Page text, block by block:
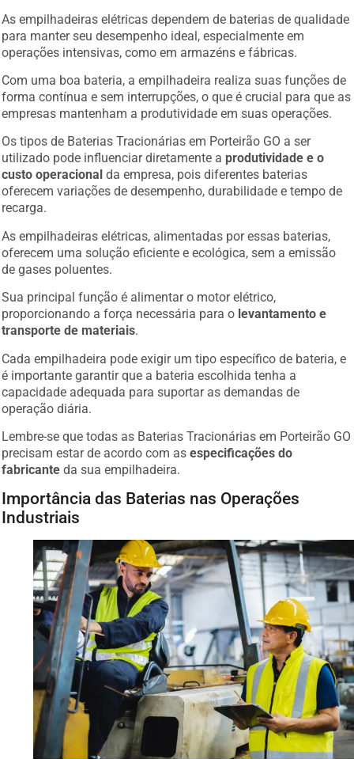
As empilhadeiras elétricas dependem de baterias de qualidade
para manter seu desempenho ideal, especialmente em
operações intensivas, como em armazéns e fábricas.
Com uma boa bateria, a empilhadeira realiza suas funções de
forma contínua e sem interrupções, o que é crucial para que as
empresas mantenham a produtividade em suas operações.
Os tipos de Baterias Tracionárias em Porteirão GO a ser
utilizado pode influenciar diretamente a produtividade e o
custo operacional da empresa, pois diferentes baterias
oferecem variações de desempenho, durabilidade e tempo de
recarga.
As empilhadeiras elétricas, alimentadas por essas baterias,
oferecem uma solução eficiente e ecológica, sem a emissão
de gases poluentes.
Sua principal função é alimentar o motor elétrico,
proporcionando a força necessária para o levantamento e
transporte de materiais.
Cada empilhadeira pode exigir um tipo específico de bateria, e
é importante garantir que a bateria escolhida tenha a
capacidade adequada para suportar as demandas de
operação diária.
Lembre-se que todas as Baterias Tracionárias em Porteirão GO
precisam estar de acordo com as especificações do
fabricante da sua empilhadeira.
Importância das Baterias nas Operações
Industriais